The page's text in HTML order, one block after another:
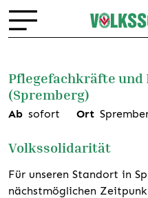
Pflegefachkräfte
(Spremberg)
Ab sofort Ort
Volkssolidarität
Für unseren Standort in
nächstmöglichen